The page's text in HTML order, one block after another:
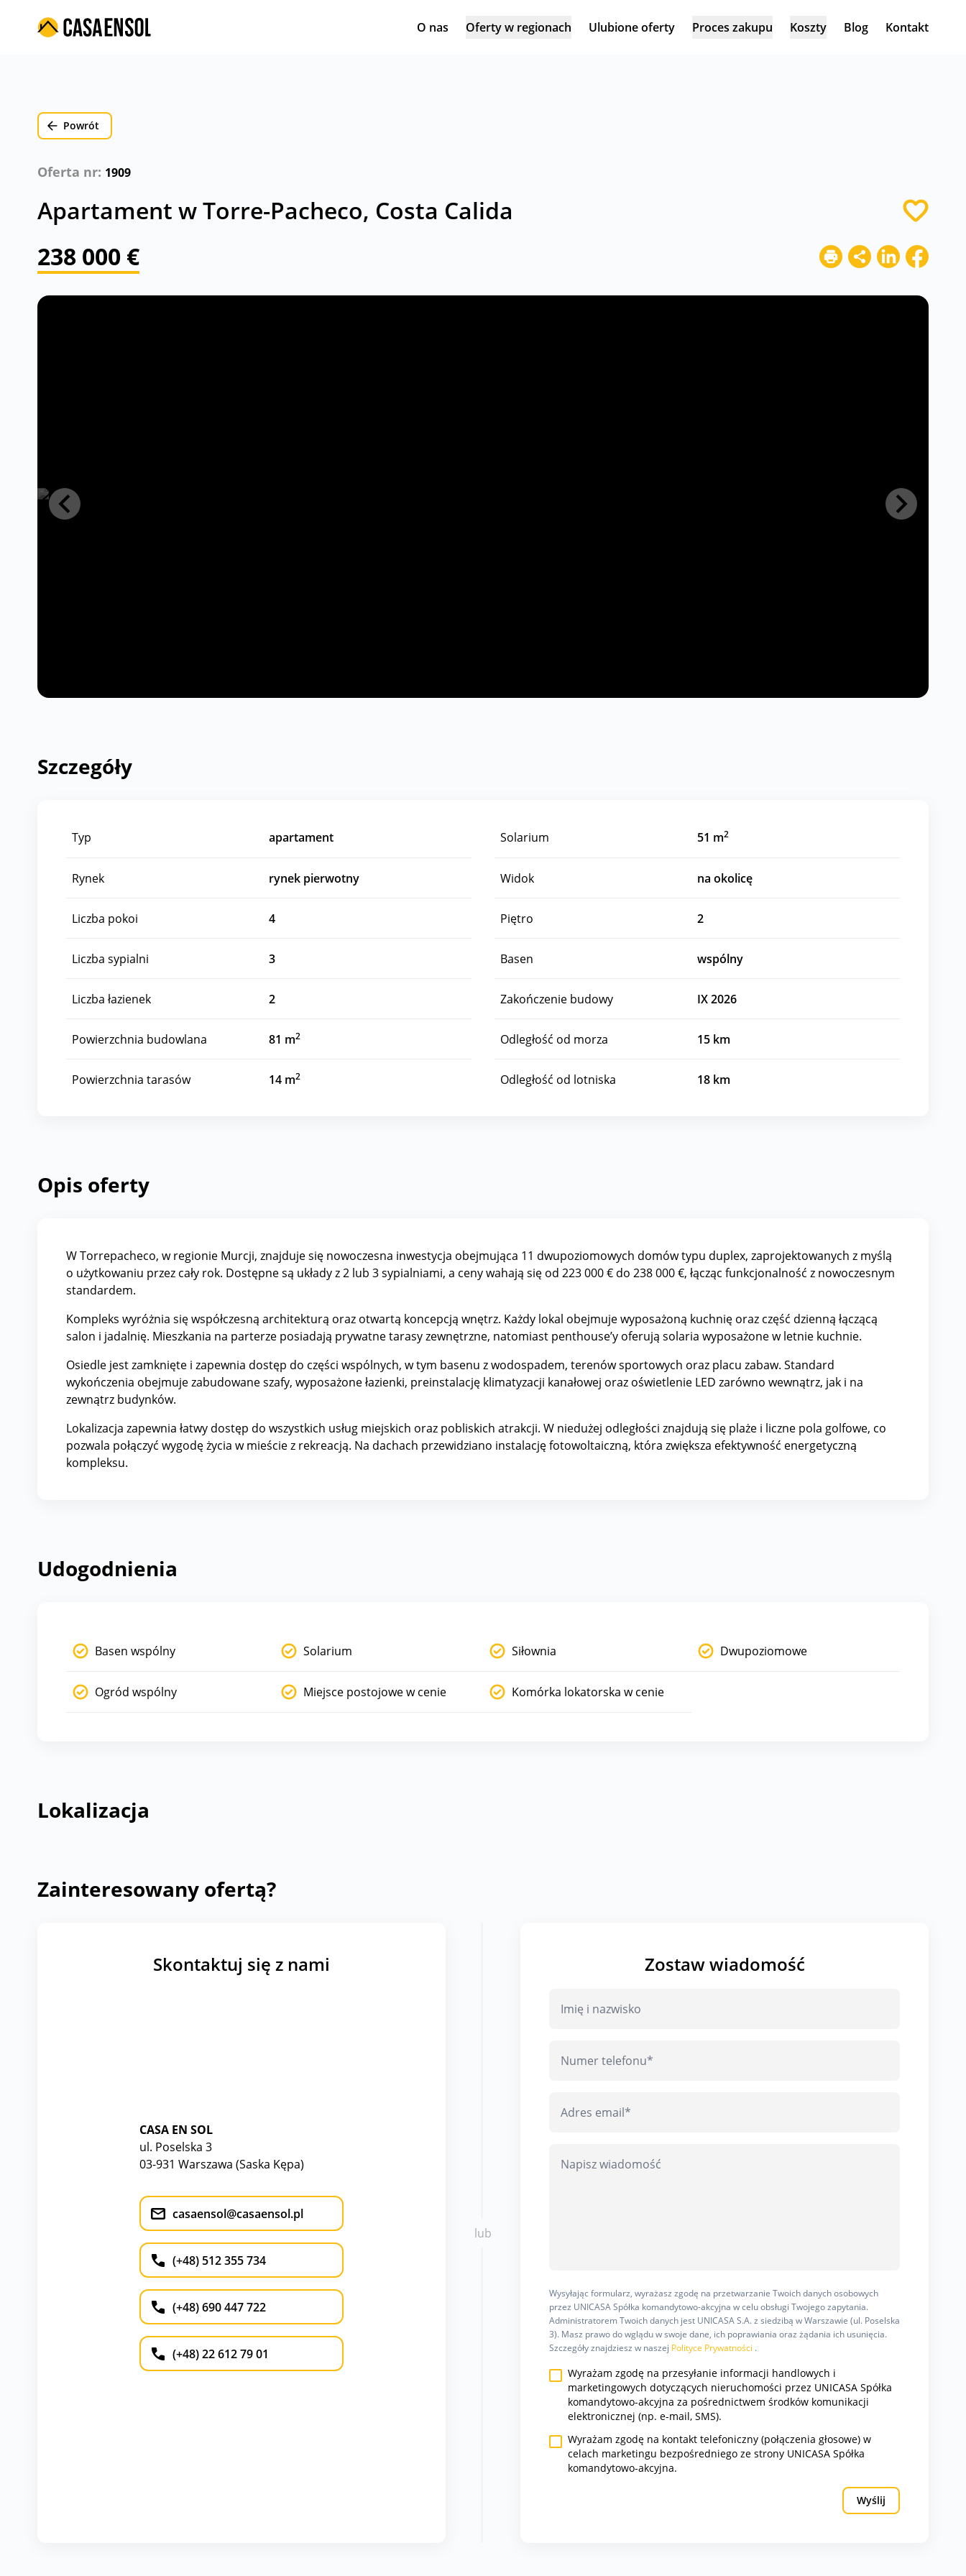
O nas Oferty w regionach Ulubione oferty Proces zakupu Koszty Blog Kontakt
Powrót
Oferta nr: 1909
Apartament w Torre-Pacheco, Costa Calida
238 000 €
Szczegóły
Typ apartament
Rynek rynek pierwotny
Liczba pokoi 4
Liczba sypialni 3
Liczba łazienek 2
Powierzchnia budowlana 81 m2
Powierzchnia tarasów 14 m2
Solarium 51 m2
Widok na okolicę
Piętro 2
Basen wspólny
Zakończenie budowy IX 2026
Odległość od morza 15 km
Odległość od lotniska 18 km
Opis oferty
W Torrepacheco, w regionie Murcji, znajduje się nowoczesna inwestycja obejmująca 11 dwupoziomowych domów typu duplex, zaprojektowanych z myślą
o użytkowaniu przez cały rok. Dostępne są układy z 2 lub 3 sypialniami, a ceny wahają się od 223 000 € do 238 000 €, łącząc funkcjonalność z nowoczesnym
standardem.
Kompleks wyróżnia się współczesną architekturą oraz otwartą koncepcją wnętrz. Każdy lokal obejmuje wyposażoną kuchnię oraz część dzienną łączącą
salon i jadalnię. Mieszkania na parterze posiadają prywatne tarasy zewnętrzne, natomiast penthouse’y oferują solaria wyposażone w letnie kuchnie.
Osiedle jest zamknięte i zapewnia dostęp do części wspólnych, w tym basenu z wodospadem, terenów sportowych oraz placu zabaw. Standard
wykończenia obejmuje zabudowane szafy, wyposażone łazienki, preinstalację klimatyzacji kanałowej oraz oświetlenie LED zarówno wewnątrz, jak i na
zewnątrz budynków.
Lokalizacja zapewnia łatwy dostęp do wszystkich usług miejskich oraz pobliskich atrakcji. W niedużej odległości znajdują się plaże i liczne pola golfowe, co
pozwala połączyć wygodę życia w mieście z rekreacją. Na dachach przewidziano instalację fotowoltaiczną, która zwiększa efektywność energetyczną
kompleksu.
Udogodnienia
Basen wspólny
Ogród wspólny
Solarium
Miejsce postojowe w cenie
Siłownia
Komórka lokatorska w cenie
Dwupoziomowe
Lokalizacja
Zainteresowany ofertą?
Skontaktuj się z nami
CASA EN SOL
ul. Poselska 3
03-931 Warszawa (Saska Kępa)
casaensol@casaensol.pl
(+48) 512 355 734
(+48) 690 447 722
(+48) 22 612 79 01
lub
Zostaw wiadomość
Wysyłając formularz, wyrażasz zgodę na przetwarzanie Twoich danych osobowych
przez UNICASA Spółka komandytowo-akcyjna w celu obsługi Twojego zapytania.
Administratorem Twoich danych jest UNICASA S.A. z siedzibą w Warszawie (ul. Poselska
3). Masz prawo do wglądu w swoje dane, ich poprawiania oraz żądania ich usunięcia.
Szczegóły znajdziesz w naszej Polityce Prywatności .
Wyrażam zgodę na przesyłanie informacji handlowych i
marketingowych dotyczących nieruchomości przez UNICASA Spółka
komandytowo-akcyjna za pośrednictwem środków komunikacji
elektronicznej (np. e-mail, SMS).
Wyrażam zgodę na kontakt telefoniczny (połączenia głosowe) w
celach marketingu bezpośredniego ze strony UNICASA Spółka
komandytowo-akcyjna.
Wyślij